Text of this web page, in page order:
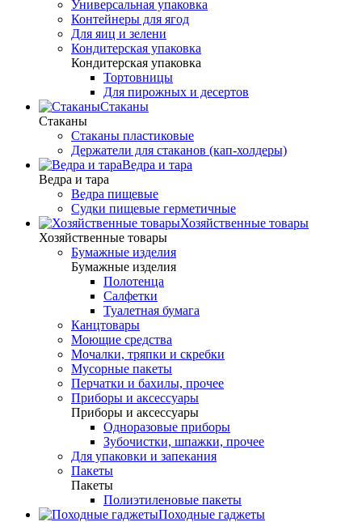
Универсальная упаковка
Контейнеры для ягод
Для яиц и зелени
Кондитерская упаковка
Кондитерская упаковка
Тортовницы
Для пирожных и десертов
Стаканы
Стаканы
Стаканы пластиковые
Держатели для стаканов (кап-холдеры)
Ведра и тара
Ведра и тара
Ведра пищевые
Судки пищевые герметичные
Хозяйственные товары
Хозяйственные товары
Бумажные изделия
Бумажные изделия
Полотенца
Салфетки
Туалетная бумага
Канцтовары
Моющие средства
Мочалки, тряпки и скребки
Мусорные пакеты
Перчатки и бахилы, прочее
Приборы и аксессуары
Приборы и аксессуары
Одноразовые приборы
Зубочистки, шпажки, прочее
Для упаковки и запекания
Пакеты
Пакеты
Полиэтиленовые пакеты
Походные гаджеты